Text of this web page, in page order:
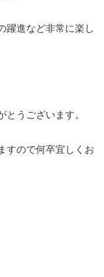
躍進など非常に楽し
うございます。
すので何卒宜しくお